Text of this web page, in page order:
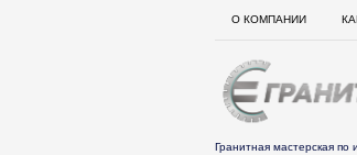
О КОМПАНИИ
Гранитная мастерская по